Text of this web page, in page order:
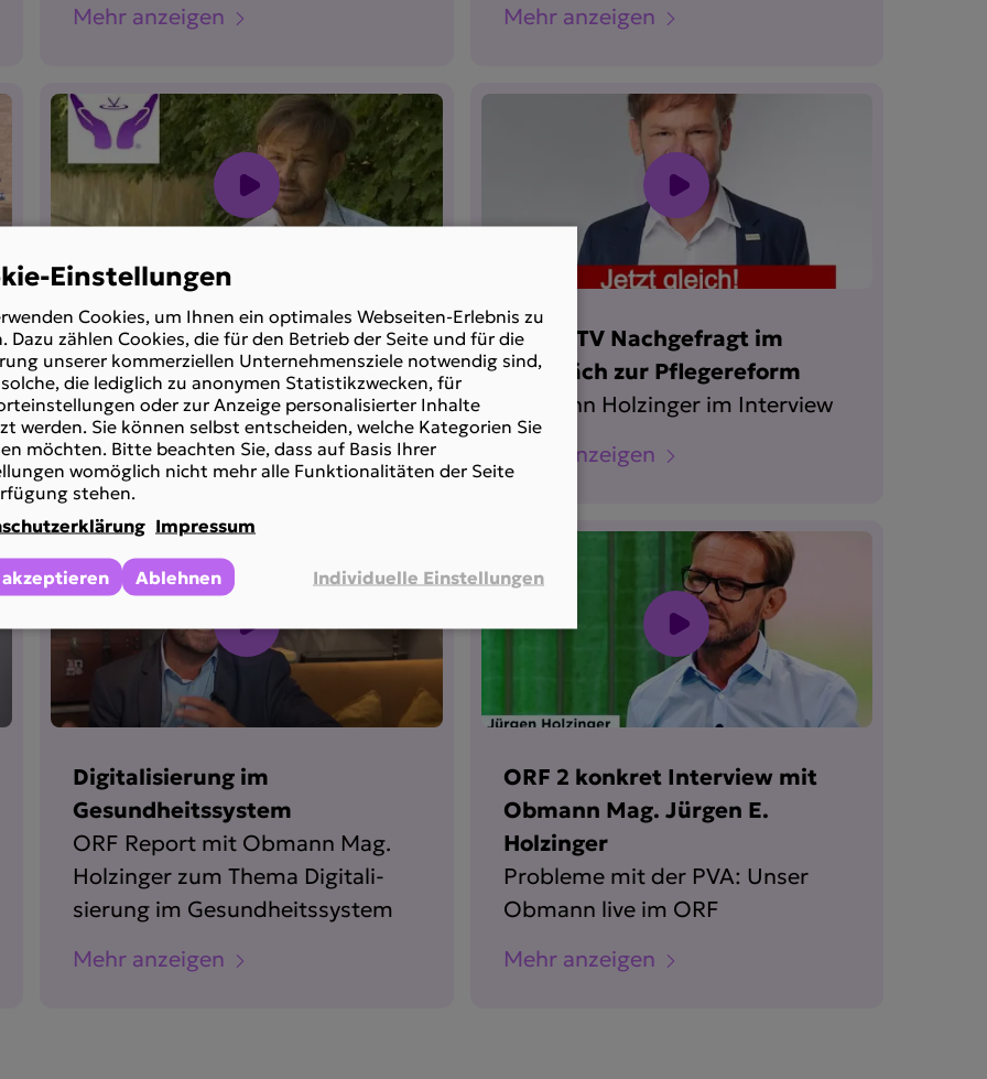
Mehr anzeigen
Mehr anzeigen
Inkontinenzmaterial wird
gekürzt? ORF konkret-Beitrag
Obmann Holzinger im Interview
Mehr anzeigen
Krone TV Nachgefragt im
Gespräch zur Pflegereform
Obmann Holzinger im Interview
Mehr anzeigen
Digitalisierung im
Gesundheitssystem
ORF Report mit Obmann Mag.
Holzinger zum Thema Digita­li­
sierung im Gesund­heits­system
Mehr anzeigen
ORF 2 konkret Interview mit
Obmann Mag. Jürgen E.
Holzinger
Probleme mit der PVA: Unser
Obmann live im ORF
Mehr anzeigen
Einstellungen
Cookies, um Ihnen ein optimales Webseiten-Erlebnis zu
Dazu zählen Cookies, die für den Betrieb der Seite und für die
unserer kommerziellen Unternehmensziele notwendig sind,
die lediglich zu anonymen Statistikzwecken, für
oder zur Anzeige personalisierter Inhalte
werden. Sie können selbst entscheiden, welche Kategorien Sie
möchten. Bitte beachten Sie, dass auf Basis Ihrer
womöglich nicht mehr alle Funktionalitäten der Seite
stehen.
Impressum
Individuelle Einstellungen
Ablehnen